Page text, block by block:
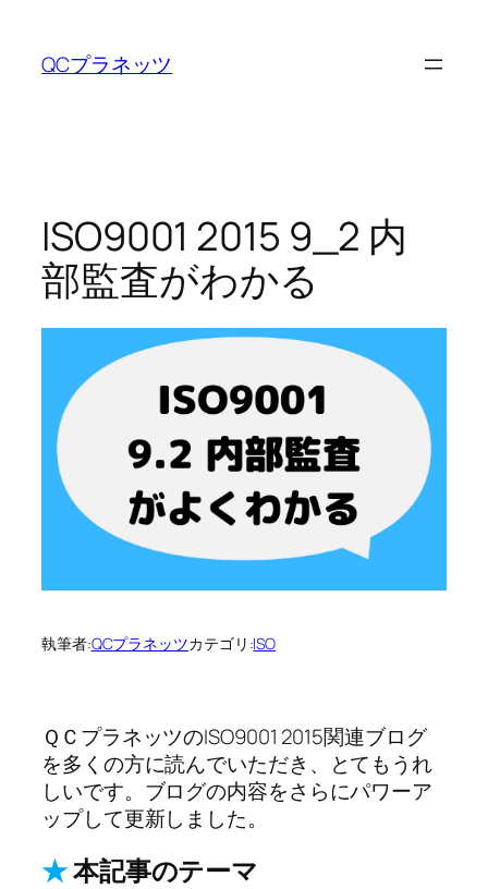
QCプラネッツ
ISO9001 2015 9_2 内
部監査がわかる
執筆者:QCプラネッツカテゴリ:ISO
ＱＣプラネッツのISO9001 2015関連ブログ
を多くの方に読んでいただき、とてもうれ
しいです。ブログの内容をさらにパワーア
ップして更新しました。
★本記事のテーマ